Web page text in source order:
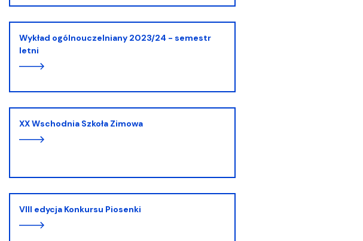
Wykład ogólnouczelniany 2023/24 - semestr
letni
XX Wschodnia Szkoła Zimowa
VIII edycja Konkursu Piosenki